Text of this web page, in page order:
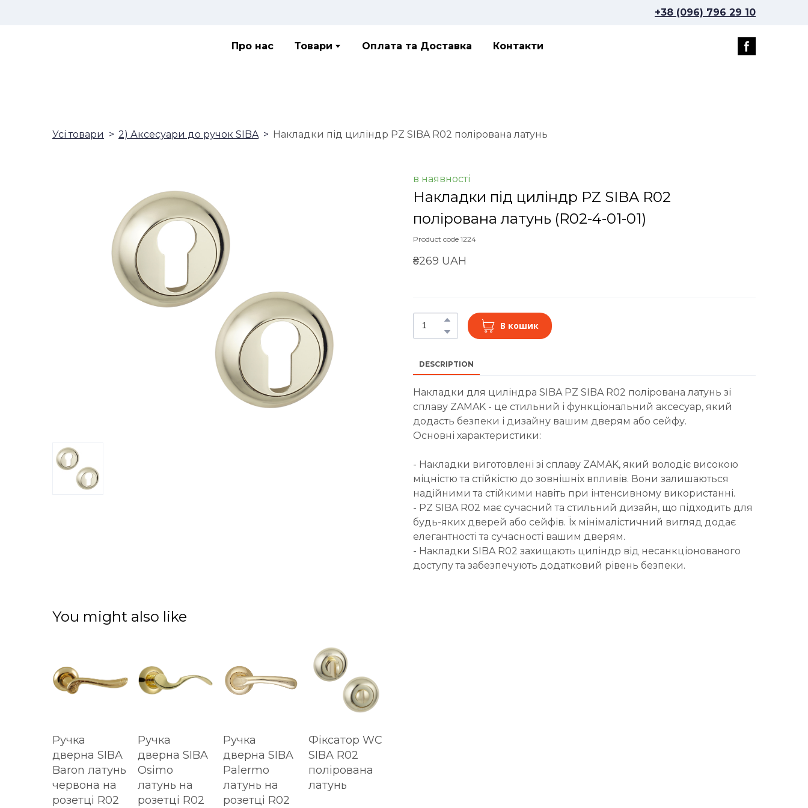
+38 (096) 796 29 10
Про нас Товари Оплата та Доставка Контакти
Усі товари 2) Аксесуари до ручок SIBA Накладки під циліндр PZ SIBA R02 полірована латунь
в наявності
Накладки під циліндр PZ SIBA R02
полірована латунь (R02-4-01-01)
Product code 1224
₴269 UAH
В кошик
DESCRIPTION
Накладки для циліндра SIBA PZ SIBA R02 полірована латунь зі
сплаву ZAMAK - це стильний і функціональний аксесуар, який
додасть безпеки і дизайну вашим дверям або сейфу.
Основні характеристики:
- Накладки виготовлені зі сплаву ZAMAK, який володіє високою
міцністю та стійкістю до зовнішніх впливів. Вони залишаються
надійними та стійкими навіть при інтенсивному використанні.
- PZ SIBA R02 має сучасний та стильний дизайн, що підходить для
будь-яких дверей або сейфів. Їх мінімалістичний вигляд додає
елегантності та сучасності вашим дверям.
- Накладки SIBA R02 захищають циліндр від несанкціонованого
доступу та забезпечують додатковий рівень безпеки.
You might also like
Ручка
дверна SIBA
Baron латунь
червона на
розетці R02
Ручка
дверна SIBA
Osimo
латунь на
розетці R02
Ручка
дверна SIBA
Palermo
латунь на
розетці R02
Фіксатор WC
SIBA R02
полірована
латунь